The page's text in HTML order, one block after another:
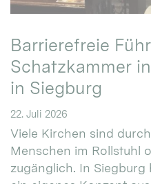
Barrierefreie
Schatzkammer
in Siegburg
22. Juli 2026
Viele Kirchen sind
Menschen im Rollstuhl
zugänglich. In Siegburg